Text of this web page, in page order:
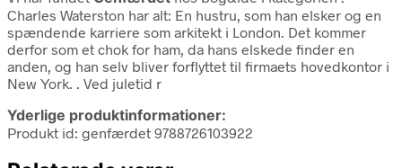
Charles Waterston har alt: En hustru, som han elsker og en
spændende karriere som arkitekt i London. Det kommer
derfor som et chok for ham, da hans elskede finder en
anden, og han selv bliver forflyttet til firmaets hovedkontor i
New York. . Ved juletid r
Yderlige produktinformationer:
Produkt id: genfærdet 9788726103922